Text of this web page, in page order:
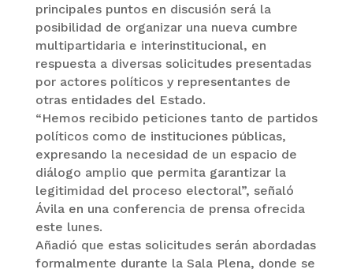
principales puntos en discusión será la
posibilidad de organizar una nueva cumbre
multipartidaria e interinstitucional, en
respuesta a diversas solicitudes presentadas
por actores políticos y representantes de
otras entidades del Estado.
“Hemos recibido peticiones tanto de partidos
políticos como de instituciones públicas,
expresando la necesidad de un espacio de
diálogo amplio que permita garantizar la
legitimidad del proceso electoral”, señaló
Ávila en una conferencia de prensa ofrecida
este lunes.
Añadió que estas solicitudes serán abordadas
formalmente durante la Sala Plena, donde se